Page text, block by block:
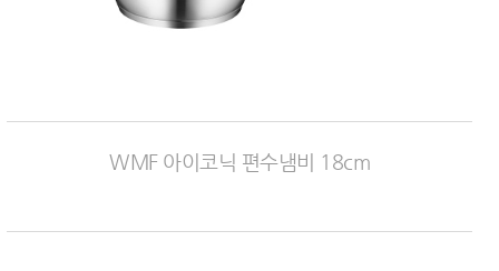
WMF 아이코닉 편수냄비 18cm